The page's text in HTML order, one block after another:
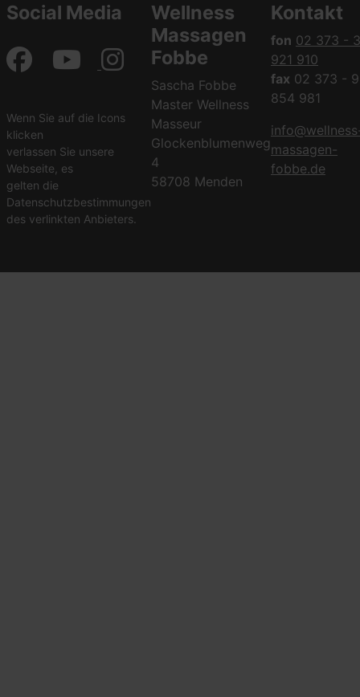
Social Media
Wenn Sie auf die Icons
klicken
verlassen Sie unsere
Webseite, es
gelten die
Datenschutzbestimmungen
des verlinkten Anbieters.
Wellness
Massagen
Fobbe
Sascha Fobbe
Master Wellness
Masseur
Glockenblumenweg
4
58708 Menden
Kontakt
fon 02 373 - 3
921 910
fax 02 373 - 9
854 981
massagen-
fobbe.de